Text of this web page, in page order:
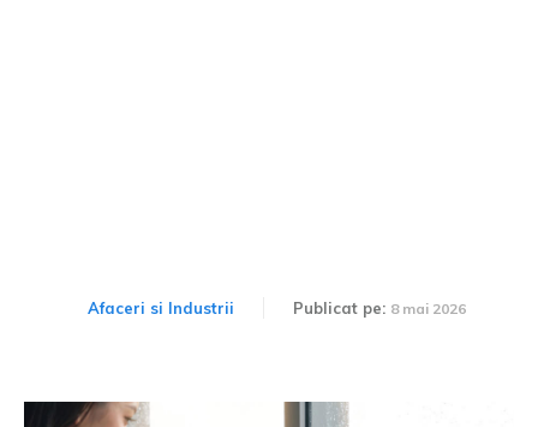
Afaceri si Industrii Publicat pe: 8 mai 2026